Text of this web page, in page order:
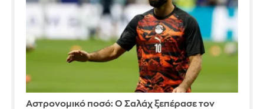
Αστρονομικό ποσό: Ο Σαλάχ ξεπέρασε τον